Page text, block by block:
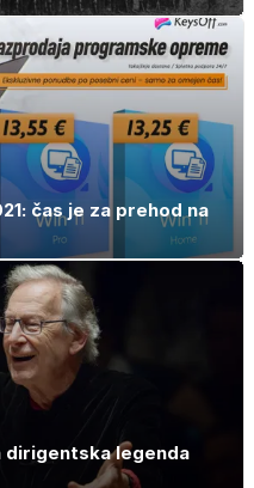
čas je za prehod na
dirigentska legenda